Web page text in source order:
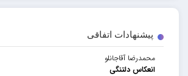
پیشنهادات اتفاقی
محمدرضا آقاجانلو
انعکاس دلتنگی